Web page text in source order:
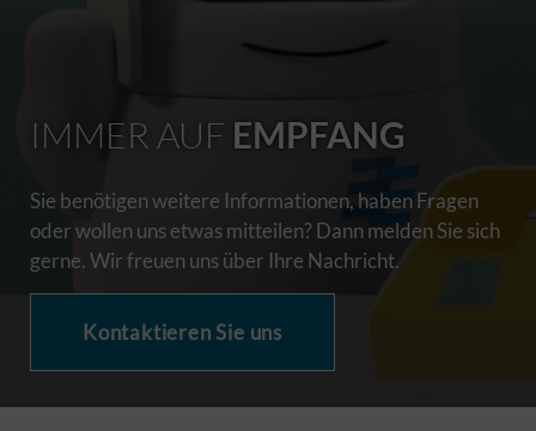
IMMER AUF EMPFANG
Sie benötigen weitere Informationen, haben Fragen
oder wollen uns etwas mitteilen? Dann melden Sie sich
gerne. Wir freuen uns über Ihre Nachricht.
Kontaktieren Sie uns